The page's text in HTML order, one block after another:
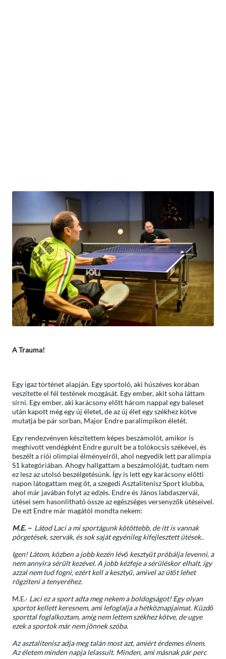
A Trauma!
Egy igaz történet alapján. Egy sportoló, aki húszéves korában
veszítette el fél testének mozgását. Egy ember, akit soha láttam
sírni. Egy ember, aki karácsony előtt három nappal egy baleset
után kapott még egy új életet, de az új élet egy székhez kötve
mutatja be pár sorban, Major Endre paralimpikon életét.
Egy rendezvényen készítettem képes beszámolót, amikor is
meghívott vendégként Endre gurult be a tolókocsis székével, és
beszélt a riói olimpiai élményeiről, ahol negyedik lett paralimpia
S1 kategóriában. Ahogy hallgattam a beszámolóját, tudtam nem
ez lesz az utolsó beszélgetésünk. Így is lett egy karácsony előtti
napon látogattam meg őt, a szegedi Asztalitenisz Sport klubba,
ahol már javában folyt az edzés. Endre és János labdaszervái,
ütései sem hasonlítható össze az egészséges versenyzők ütéseivel.
De ezt Endre már magától mondta nekem:
M.E. – Látod Laci a mi sportágunk kötöttebb, de itt is vannak
pörgetések, szervák, és sok saját egyénileg kifejlesztett ütések..
Igen! Látom, közben a jobb kezén lévő kesztyűt próbálja levenni, a
nem annyira sérült kezével. A jobb kézfeje a sérüléskor elhalt, így
azzal nem tud fogni, ezért kell a kesztyű, amivel az ütőt lehet
rögzíteni a tenyeréhez.
M.E.- Laci ez a sport adta meg nekem a boldogságot! Egy olyan
sportot kellett keresnem, ami lefoglalja a hétköznapjaimat. Küzdő
sporttal foglalkoztam, amíg nem lettem székhez kötve, de ugye
ezek a sportok már nem jönnek szóba.
Az asztalitenisz adja meg talán most azt, amiért érdemes élnem.
Az életem minden napja lelassult. Minden, ami másnak pár perc